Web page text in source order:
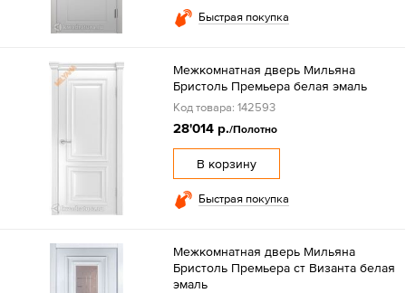
Быстрая покупка
Межкомнатная дверь Мильяна
Бристоль Премьера белая эмаль
Код товара: 142593
28'014 р./Полотно
В корзину
Быстрая покупка
Межкомнатная дверь Мильяна
Бристоль Премьера ст Византа белая
эмаль